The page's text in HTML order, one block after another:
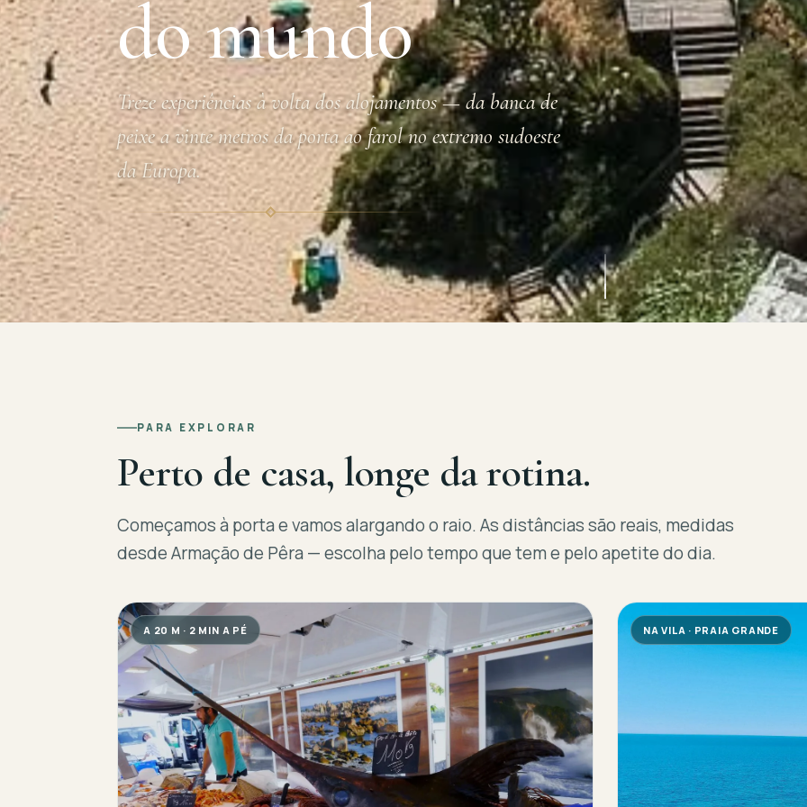
do mundo
Treze experiências à volta dos alojamentos — da banca de
peixe a vinte metros da porta ao farol no extremo sudoeste
da Europa.
PARA EXPLORAR
Perto de casa, longe da rotina.
Começamos à porta e vamos alargando o raio. As distâncias são reais, medidas
desde Armação de Pêra — escolha pelo tempo que tem e pelo apetite do dia.
A 20 M · 2 MIN A PÉ NA VILA · PRAIA GRANDE